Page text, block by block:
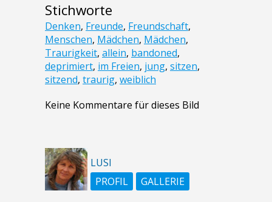
Stichworte
Denken, Freunde, Freundschaft,
Menschen, Mädchen, Mädchen,
Traurigkeit, allein, bandoned,
deprimiert, im Freien, jung, sitzen,
sitzend, traurig, weiblich
Keine Kommentare für dieses Bild
LUSI
PROFIL
GALLERIE